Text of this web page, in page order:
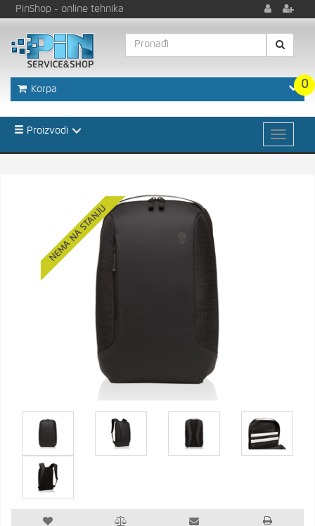
PinShop - online tehnika
0
Korpa
Proizvodi
NEMA NA STANJU